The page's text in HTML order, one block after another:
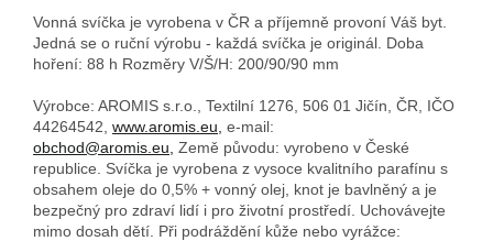
Vonná svíčka je vyrobena v ČR a příjemně provoní Váš byt.
Jedná se o ruční výrobu - každá svíčka je originál. Doba
hoření: 88 h Rozměry V/Š/H: 200/90/90 mm
Výrobce: AROMIS s.r.o., Textilní 1276, 506 01 Jičín, ČR, IČO
44264542, www.aromis.eu, e-mail:
obchod@aromis.eu, Země původu: vyrobeno v České
republice. Svíčka je vyrobena z vysoce kvalitního parafínu s
obsahem oleje do 0,5% + vonný olej, knot je bavlněný a je
bezpečný pro zdraví lidí i pro životní prostředí. Uchovávejte
mimo dosah dětí. Při podráždění kůže nebo vyrážce: